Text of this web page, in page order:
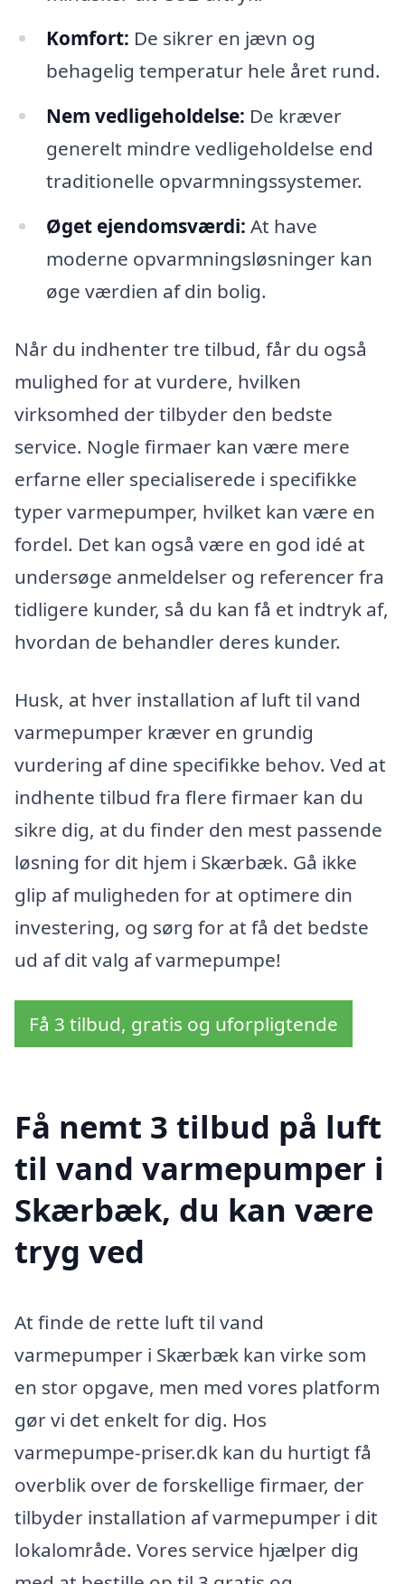
Komfort: De sikrer en jævn og
behagelig temperatur hele året rund.
Nem vedligeholdelse: De kræver
generelt mindre vedligeholdelse end
traditionelle opvarmningssystemer.
Øget ejendomsværdi: At have
moderne opvarmningsløsninger kan
øge værdien af din bolig.
Når du indhenter tre tilbud, får du også
mulighed for at vurdere, hvilken
virksomhed der tilbyder den bedste
service. Nogle firmaer kan være mere
erfarne eller specialiserede i specifikke
typer varmepumper, hvilket kan være en
fordel. Det kan også være en god idé at
undersøge anmeldelser og referencer fra
tidligere kunder, så du kan få et indtryk af,
hvordan de behandler deres kunder.
Husk, at hver installation af luft til vand
varmepumper kræver en grundig
vurdering af dine specifikke behov. Ved at
indhente tilbud fra flere firmaer kan du
sikre dig, at du finder den mest passende
løsning for dit hjem i Skærbæk. Gå ikke
glip af muligheden for at optimere din
investering, og sørg for at få det bedste
ud af dit valg af varmepumpe!
Få 3 tilbud, gratis og uforpligtende
Få nemt 3 tilbud på luft
til vand varmepumper i
Skærbæk, du kan være
tryg ved
At finde de rette luft til vand
varmepumper i Skærbæk kan virke som
en stor opgave, men med vores platform
gør vi det enkelt for dig. Hos
varmepumpe-priser.dk kan du hurtigt få
overblik over de forskellige firmaer, der
tilbyder installation af varmepumper i dit
lokalområde. Vores service hjælper dig